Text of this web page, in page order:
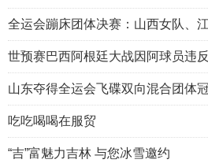
全运会蹦床团体决赛：山西女队、
世预赛巴西阿根廷大战因阿球员违
山东夺得全运会飞碟双向混合团体
吃吃喝喝在服贸
“吉”富魅力吉林 与您冰雪邀约